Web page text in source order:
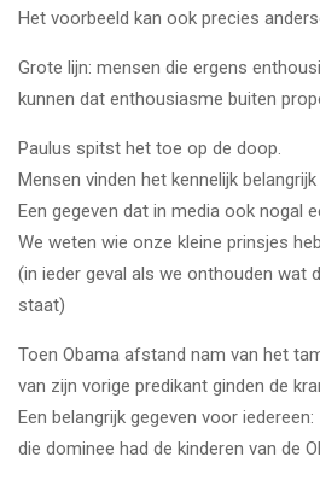
Het voorbeeld kan ook precies
Grote lijn: mensen die ergens
kunnen dat enthousiasme buiten
Paulus spitst het toe op de doop.
Mensen vinden het kennelijk
Een gegeven dat in media ook nogal
We weten wie onze kleine prinsjes
(in ieder geval als we onthouden wat
staat)
Toen Obama afstand nam van het
van zijn vorige predikant ginden de
Een belangrijk gegeven voor iedereen:
die dominee had de kinderen van de